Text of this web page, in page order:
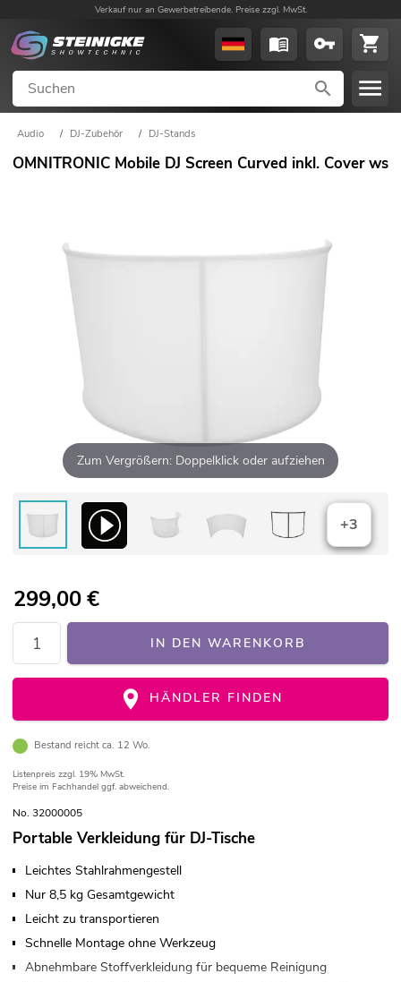
Verkauf nur an Gewerbetreibende. Preise zzgl. MwSt.
Audio / DJ-Zubehör / DJ-Stands
OMNITRONIC Mobile DJ Screen Curved inkl. Cover ws
Zum Vergrößern: Doppelklick oder aufziehen
+3
299,00€
IN DEN WARENKORB
HÄNDLER FINDEN
Bestand reicht ca. 12 Wo.
Listenpreis zzgl. 19% MwSt.
Preise im Fachhandel ggf. abweichend.
No. 32000005
Portable Verkleidung für DJ-Tische
Leichtes Stahlrahmengestell
Nur 8,5 kg Gesamtgewicht
Leicht zu transportieren
Schnelle Montage ohne Werkzeug
Abnehmbare Stoffverkleidung für bequeme Reinigung